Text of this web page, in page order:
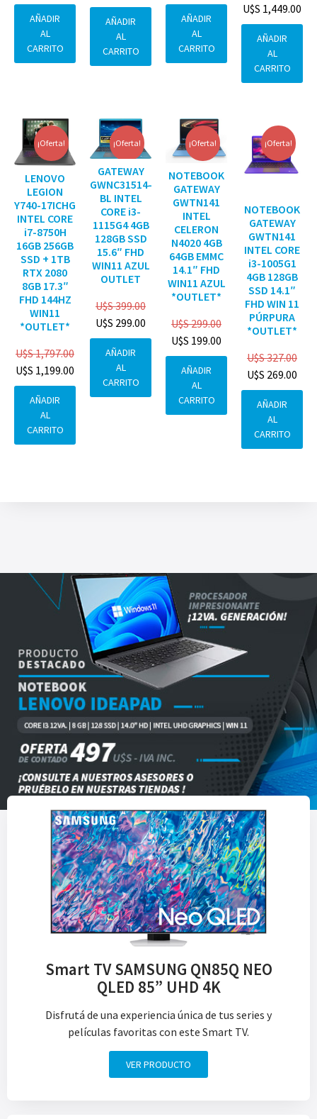
AÑADIR
AL
CARRITO
AÑADIR
AL
CARRITO
AÑADIR
AL
CARRITO
U$S 1,449.00
AÑADIR
AL
CARRITO
¡Oferta!
LENOVO
LEGION
Y740-17ICHG
INTEL CORE
i7-8750H
16GB 256GB
SSD + 1TB
RTX 2080
8GB 17.3″
FHD 144HZ
WIN11
*OUTLET*
U$S1,797.00
U$S 1,199.00
AÑADIR
AL
CARRITO
¡Oferta!
GATEWAY
GWNC31514-
BL INTEL
CORE i3-
1115G4 4GB
128GB SSD
15.6″ FHD
WIN11 AZUL
OUTLET
U$S399.00
U$S 299.00
AÑADIR
AL
CARRITO
¡Oferta!
NOTEBOOK
GATEWAY
GWTN141
INTEL
CELERON
N4020 4GB
64GB EMMC
14.1″ FHD
WIN11 AZUL
*OUTLET*
U$S299.00
U$S 199.00
AÑADIR
AL
CARRITO
¡Oferta!
NOTEBOOK
GATEWAY
GWTN141
INTEL CORE
i3-1005G1
4GB 128GB
SSD 14.1″
FHD WIN 11
PÚRPURA
*OUTLET*
U$S327.00
U$S 269.00
AÑADIR
AL
CARRITO
Smart TV SAMSUNG QN85Q NEO
QLED 85” UHD 4K
Disfrutá de una experiencia única de tus series y
películas favoritas con este Smart TV.
VER PRODUCTO